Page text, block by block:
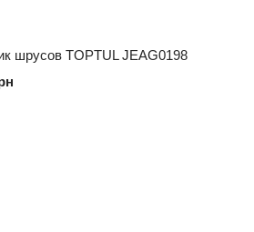
шрусов TOPTUL JEAG0198